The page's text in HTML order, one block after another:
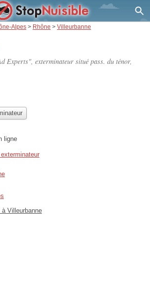
Alpes > Rhône > Villeurbanne
Experts", exterminateur situé pass. du ténor,
ligne
Villeurbanne